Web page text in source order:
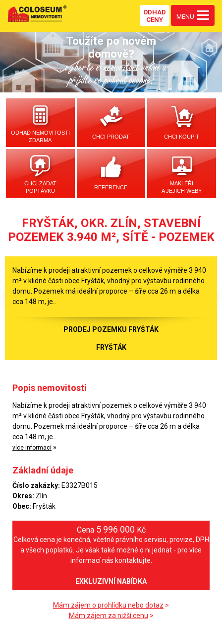
ODHAD
CENY
MENU
Toužíte po novém
domově?
...vyberte si nemovitost online a
přijďte se podívat osobně.
ODHAD NEMOVITOSTI
ZDARMA
CHCI PRODAT CHCI KOUPIT
CHCI ZADAT
POPTÁVKU
REFERENCE
MAKLÉŘI
A JEJICH WEBY
FRYŠTÁK, OKR. ZLÍN, STAVEBNÍ
POZEMEK 3.940 M², SÍTĚ - POZEMEK
Nabízíme k prodeji atraktivní pozemek o celkové výměře 3 940
m² v klidné části obce Fryšták, vhodný pro výstavbu rodinného
domu. Pozemek má ideální proporce – šíře cca 26 m a délka
cca 148 m, je..
PRODEJ POZEMKU FRYŠTÁK
FRYŠTÁK
Popis nemovitosti
Nabízíme k prodeji atraktivní pozemek o celkové výměře 3 940
m² v klidné části obce Fryšták, vhodný pro výstavbu rodinného
domu. Pozemek má ideální proporce – šíře cca 26 m a délka
cca 148 m, je..
více informací »
Základní údaje
Číslo zakázky: E3327B015
Okres: Zlín
Obec: Fryšták
Cena 5 996 000 Kč
Celková cena je konečná, včetně právního servisu, provize, DPH
a všech poplatků. Je však také možné o ni jednat - pro více
informací nás kontaktujte.
EXKLUZIVNÍ NABÍDKA
Mám zájem o prohlídku nebo dotaz >
Mám zájem za nižší cenu >